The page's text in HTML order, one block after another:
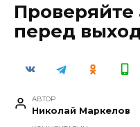
Проверяйте
перед
АВТОР
Николай Маркелов